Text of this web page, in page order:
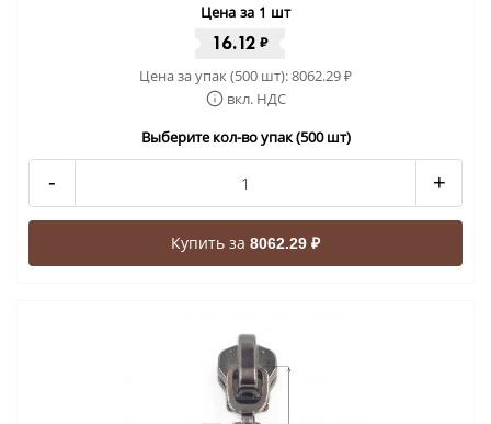
Цена за 1 шт
16.12 ₽
Цена за упак (500 шт):8062.29₽
вкл. НДС
Выберите кол-во упак (500 шт)
- +
Купить за 8062.29 ₽